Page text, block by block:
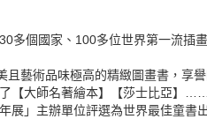
多個國家、100多位世界第一流插
且藝術品味極高的精緻圖畫書，享
【大師名著繪本】【莎士比亞】
展」主辦單位評選為世界最佳童